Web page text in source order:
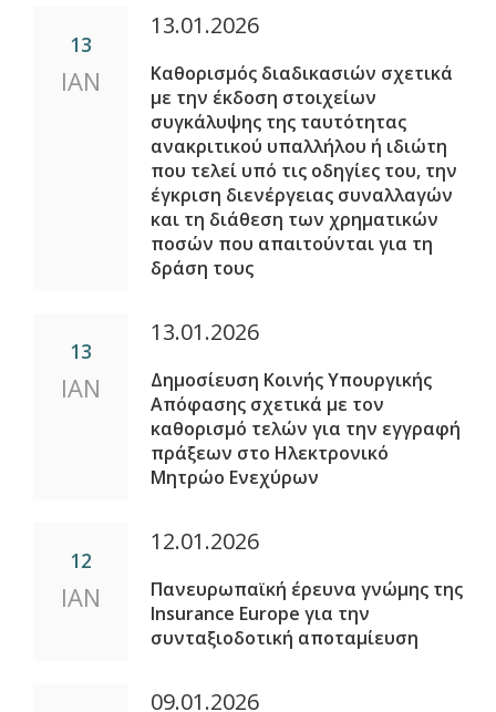
13
ΙΑΝ
13.01.2026
Καθορισμός διαδικασιών σχετικά
με την έκδοση στοιχείων
συγκάλυψης της ταυτότητας
ανακριτικού υπαλλήλου ή ιδιώτη
που τελεί υπό τις οδηγίες του, την
έγκριση διενέργειας συναλλαγών
και τη διάθεση των χρηματικών
ποσών που απαιτούνται για τη
δράση τους
13
ΙΑΝ
13.01.2026
Δημοσίευση Κοινής Υπουργικής
Απόφασης σχετικά με τον
καθορισμό τελών για την εγγραφή
πράξεων στο Ηλεκτρονικό
Μητρώο Ενεχύρων
12
ΙΑΝ
12.01.2026
Πανευρωπαϊκή έρευνα γνώμης της
Insurance Europe για την
συνταξιοδοτική αποταμίευση
09.01.2026